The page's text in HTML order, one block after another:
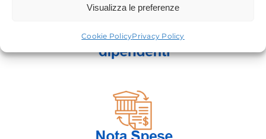
Visualizza le preferenze
Cookie PolicyPrivacy Policy